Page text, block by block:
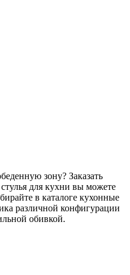
зону? Заказать
для кухни вы можете
в каталоге кухонные
различной конфигурации
обивкой.